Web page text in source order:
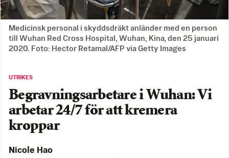
Medicinsk personal i skyddsdräkt anländer med en person
till Wuhan Red Cross Hospital, Wuhan, Kina, den 25 januari
2020. Foto: Hector Retamal/AFP via Getty Images
UTRIKES
Begravningsarbetare i Wuhan: Vi
arbetar 24/7 för att kremera
kroppar
Nicole Hao